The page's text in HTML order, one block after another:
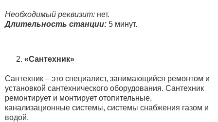
Необходимый реквизит: нет.
Длительность станции: 5 минут.
«Сантехник»
Сантехник – это специалист, занимающийся ремонтом и
установкой сантехнического оборудования. Сантехник
ремонтирует и монтирует отопительные,
канализационные системы, системы снабжения газом и
водой.